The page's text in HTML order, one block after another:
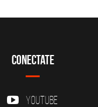
Conectate
YouTube